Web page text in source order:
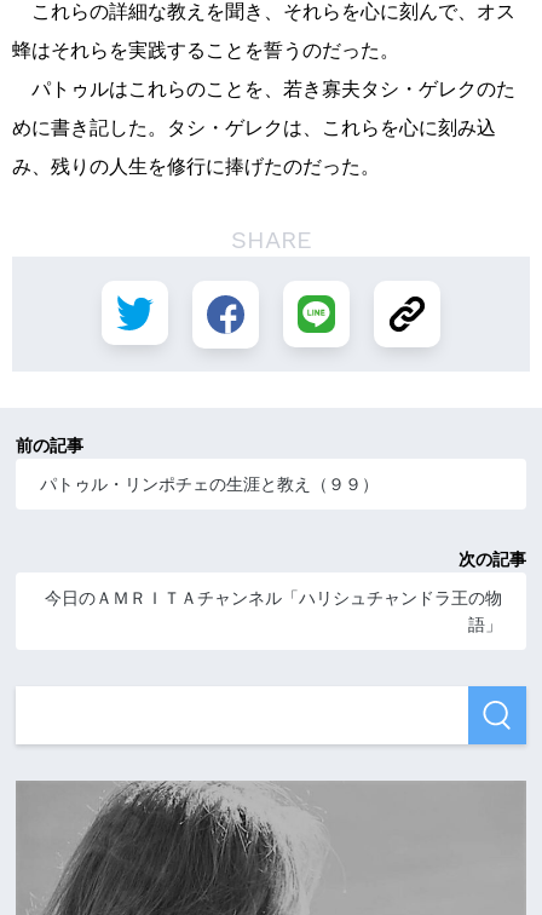
これらの詳細な教えを聞き、それらを心に刻んで、オス
蜂はそれらを実践することを誓うのだった。
パトゥルはこれらのことを、若き寡夫タシ・ゲレクのた
めに書き記した。タシ・ゲレクは、これらを心に刻み込
み、残りの人生を修行に捧げたのだった。
SHARE
前の記事
パトゥル・リンポチェの生涯と教え（９９）
次の記事
今日のＡＭＲＩＴＡチャンネル「ハリシュチャンドラ王の物
語」